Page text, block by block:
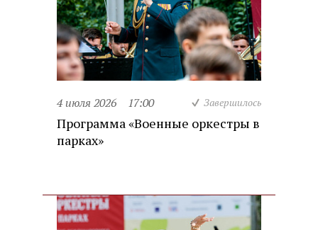
4 июля 2026 17:00 Завершилось
Программа «Военные оркестры в
парках»